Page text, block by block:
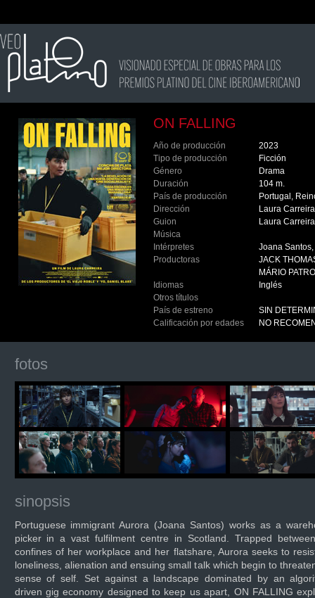
ON FALLING
Año de producción
2023
Tipo de producción
Ficción
Género
Drama
Duración
104 m.
País de producción
Portugal,
Dirección
Laura
Guion
Laura
Música
Intérpretes
Joana
Productoras
JACK
MÁRIO
Idiomas
Inglés
Otros títulos
País de estreno
SIN
Calificación por edades
NO
fotos
sinopsis
Portuguese immigrant Aurora (Joana Santos) works as a
picker in a vast fulfilment centre in Scotland. Trapped
confines of her workplace and her flatshare, Aurora seeks to
loneliness, alienation and ensuing small talk which begin to
sense of self. Set against a landscape dominated by an
driven gig economy designed to keep us apart, ON FALLING